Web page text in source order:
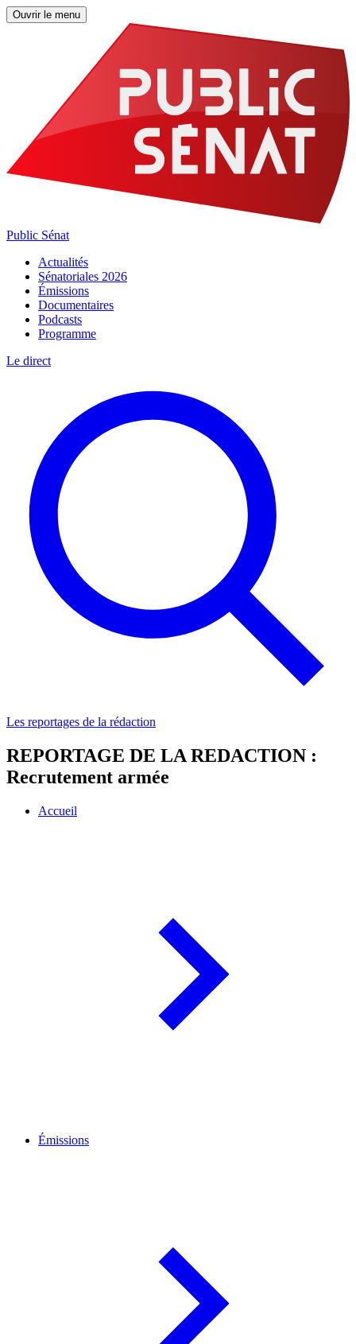
Ouvrir le menu
Public Sénat
Actualités
Sénatoriales 2026
Émissions
Documentaires
Podcasts
Programme
Le direct
Les reportages de la rédaction
REPORTAGE DE LA REDACTION :
Recrutement armée
Accueil
Émissions